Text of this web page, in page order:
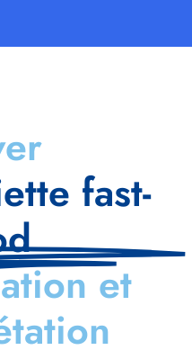
fast-
et